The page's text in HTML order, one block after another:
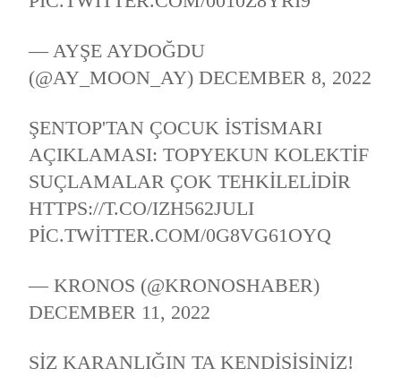
— AYŞE AYDOĞDU
(@AY_MOON_AY)DECEMBER 8, 2022
ŞENTOP'TAN ÇOCUK ISTISMARI
AÇIKLAMASI: TOPYEKUN KOLEKTIF
SUÇLAMALAR ÇOK TEHKILELIDIR
HTTPS://T.CO/IZH562JULI
PIC.TWITTER.COM/0G8VG61OYQ
— KRONOS (@KRONOSHABER)
DECEMBER 11, 2022
SIZ KARANLIĞIN TA KENDISISINIZ!